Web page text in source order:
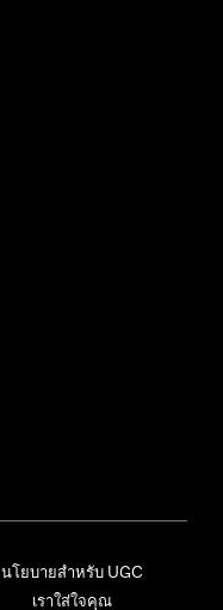
นโยบายสำหรับ UGC
เราใส่ใจคุณ